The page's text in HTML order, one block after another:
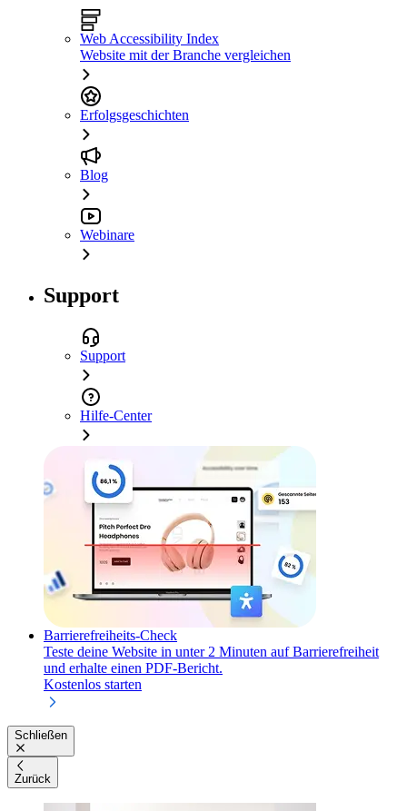
Web Accessibility Index
Website mit der Branche vergleichen
Erfolgsgeschichten
Blog
Webinare
Support
Support
Hilfe-Center
Barrierefreiheits-Check
Teste deine Website in unter 2 Minuten auf Barrierefreiheit
und erhalte einen PDF-Bericht.
Kostenlos starten
Schließen
Zurück